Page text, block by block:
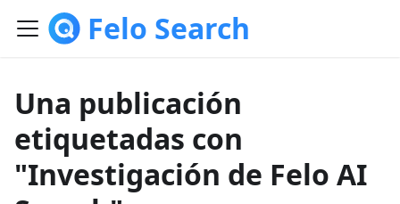
Felo Search
Una publicación
etiquetadas con
"Investigación de Felo AI